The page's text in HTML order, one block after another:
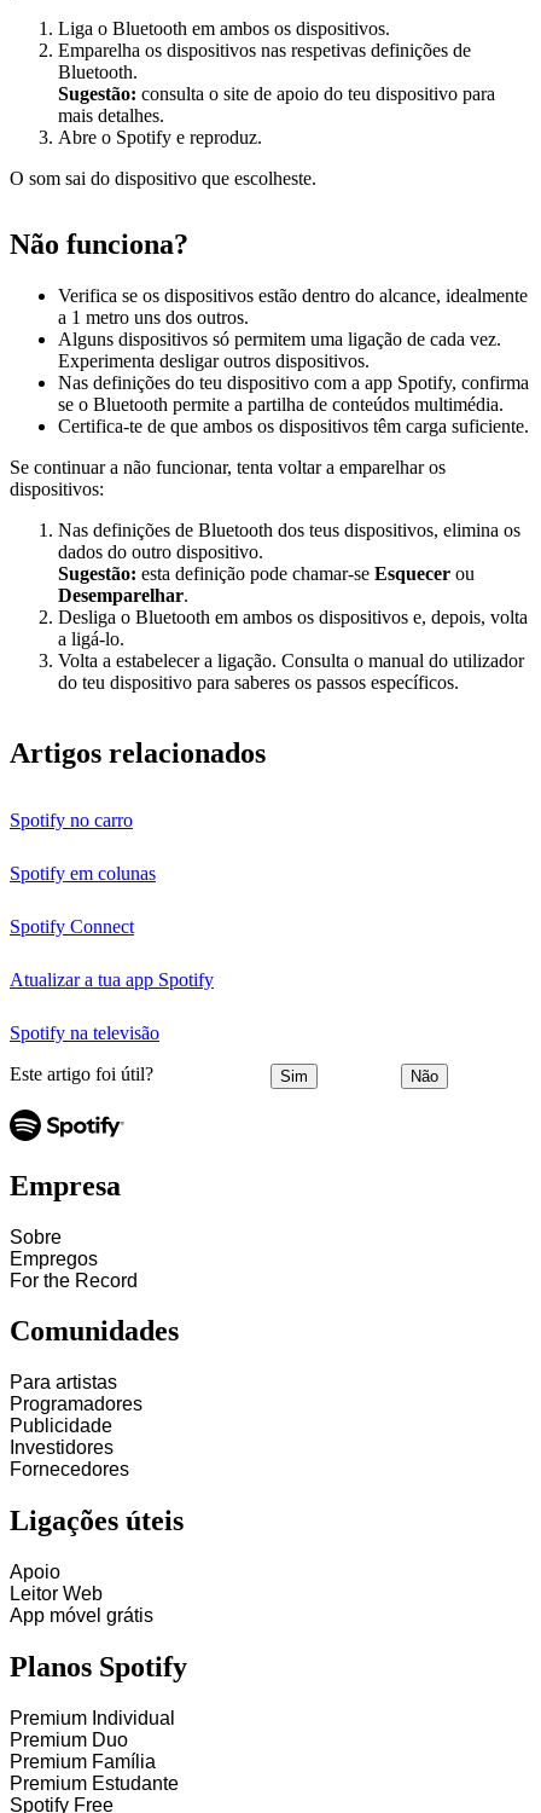
Liga o Bluetooth em ambos os dispositivos.
Emparelha os dispositivos nas respetivas definições de
Bluetooth.
Sugestão: consulta o site de apoio do teu dispositivo para
mais detalhes.
Abre o Spotify e reproduz.
O som sai do dispositivo que escolheste.
Não funciona?
Verifica se os dispositivos estão dentro do alcance, idealmente
a 1 metro uns dos outros.
Alguns dispositivos só permitem uma ligação de cada vez.
Experimenta desligar outros dispositivos.
Nas definições do teu dispositivo com a app Spotify, confirma
se o Bluetooth permite a partilha de conteúdos multimédia.
Certifica-te de que ambos os dispositivos têm carga suficiente.
Se continuar a não funcionar, tenta voltar a emparelhar os
dispositivos:
Nas definições de Bluetooth dos teus dispositivos, elimina os
dados do outro dispositivo.
Sugestão: esta definição pode chamar-se Esquecer ou
Desemparelhar.
Desliga o Bluetooth em ambos os dispositivos e, depois, volta
a ligá-lo.
Volta a estabelecer a ligação. Consulta o manual do utilizador
do teu dispositivo para saberes os passos específicos.
Artigos relacionados
Spotify no carro
Spotify em colunas
Spotify Connect
Atualizar a tua app Spotify
Spotify na televisão
Este artigo foi útil? Sim Não
Empresa
Sobre
Empregos
For the Record
Comunidades
Para artistas
Programadores
Publicidade
Investidores
Fornecedores
Ligações úteis
Apoio
Leitor Web
App móvel grátis
Planos Spotify
Premium Individual
Premium Duo
Premium Família
Premium Estudante
Spotify Free